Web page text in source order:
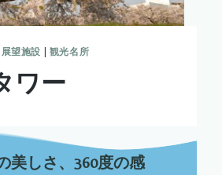
展望施設 観光名所
ワー
美しさ、360度の感